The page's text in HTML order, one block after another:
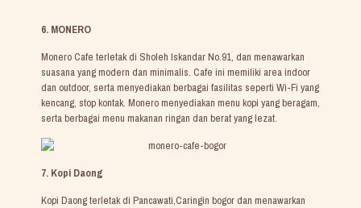
6. MONERO
Monero Cafe terletak di Sholeh Iskandar No.91, dan menawarkan
suasana yang modern dan minimalis. Cafe ini memiliki area indoor
dan outdoor, serta menyediakan berbagai fasilitas seperti Wi-Fi yang
kencang, stop kontak. Monero menyediakan menu kopi yang beragam,
serta berbagai menu makanan ringan dan berat yang lezat.
7. Kopi Daong
Kopi Daong terletak di Pancawati,Caringin bogor dan menawarkan